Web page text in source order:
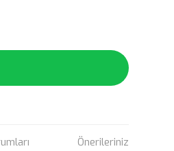
Önerileriniz